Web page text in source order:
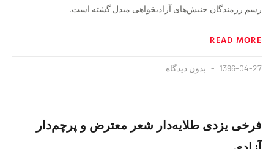
رسم رزمندگان جنبش‌های آزادیخواهی مبدل گشته است.
READ MORE
1396-04-27 بدون دیدگاه
فرخی یزدی طلایه‌دار شعر معترض و پرچم‌دار